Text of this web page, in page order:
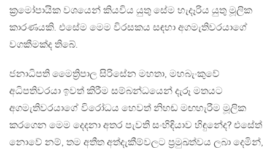
ක්‍රමෝපායික වශයෙන් කියවිය යුතු සේම හැදෑරිය යුතු මූලික
කාරණයකි. එසේම මෙම විරසකය සඳහා අගමැතිවරයාගේ
වගකීමක්ද තිබේ.
ජනාධිපති මෛත්‍රිපාල සිරිසේන මහතා, මහබැංකුවේ
අධිපතිවරයා ඉවත් කිරීම සම්බන්ධයෙන් දැරූ මතයට
අගමැතිවරයාගේ විරෝධය හෙවත් නිහඬ මඟහැරීම මූලික
කරගෙන මෙම දෙදනා අතර පැවති සංහිඳියාව හිඳුනේද? එසේත්
නොවේ නම්, තම අතීත අත්දැකීම්වලට ප්‍රමුඛත්වය ලබා දෙමින්,